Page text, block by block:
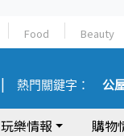
Food Beauty
熱門關鍵字： 公
玩樂情報 購物